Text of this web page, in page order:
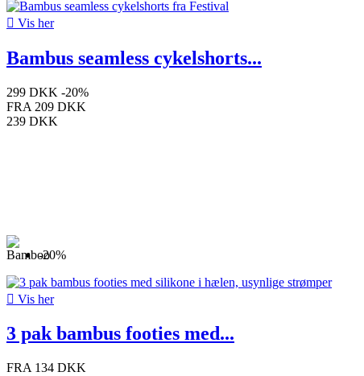
 Vis her
Bambus seamless cykelshorts...
299 DKK -20%
FRA 209 DKK
239 DKK
-20%
 Vis her
3 pak bambus footies med...
FRA 134 DKK